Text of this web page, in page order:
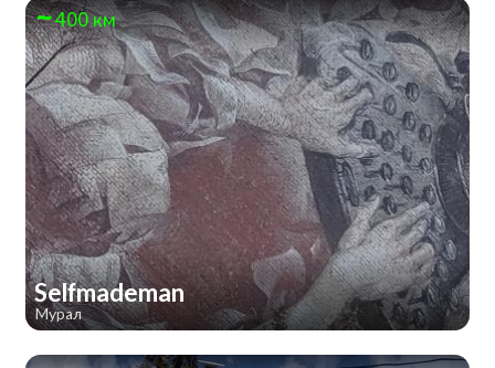
400 км
Selfmademan
Мурал